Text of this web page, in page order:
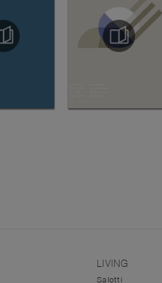
LIVING
Salotti